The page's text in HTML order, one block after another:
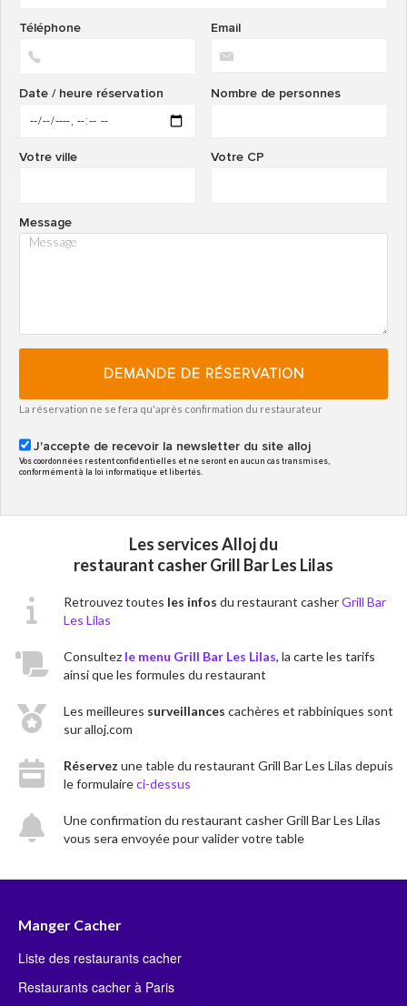
Email
Téléphone
Nombre de personnes
Date / heure réservation
Votre CP
Votre ville
Message
DEMANDE DE RÉSERVATION
La réservation ne se fera qu'après confirmation du restaurateur
J'accepte de recevoir la newsletter du site alloj
Vos coordonnées restent confidentielles et ne seront en aucun cas transmises,
conformément à la loi informatique et libertés.
Les services Alloj du
restaurant casher Grill Bar Les Lilas
Retrouvez toutes les infos du restaurant casherGrill Bar
Les Lilas
Consultez le menu Grill Bar Les Lilas, la carte les tarifs
ainsi que les formules du restaurant
Les meilleures surveillances cachères et rabbiniques sont
sur alloj.com
Réservez une table du restaurant Grill Bar Les Lilas depuis
le formulaireci-dessus
Une confirmation du restaurant casher Grill Bar Les Lilas
vous sera envoyée pour valider votre table
Manger Cacher
Liste des restaurants cacher
Restaurants cacher à Paris